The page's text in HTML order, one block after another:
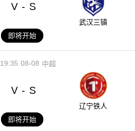
V - S
武汉三镇
即将开始
08-08
19:35 中超
V - S
辽宁铁人
即将开始